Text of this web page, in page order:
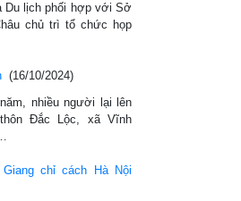
Du lịch phối hợp với Sở
chủ trì tổ chức họp
(16/10/2024)
nhiều người lại lên
Đắc Lộc, xã Vĩnh
chỉ cách Hà Nội